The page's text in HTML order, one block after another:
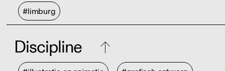
#limburg
Discipline